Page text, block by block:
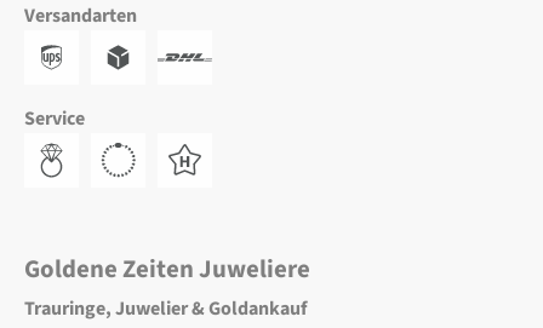
Versandarten
Service
Goldene Zeiten Juweliere
Trauringe, Juwelier & Goldankauf